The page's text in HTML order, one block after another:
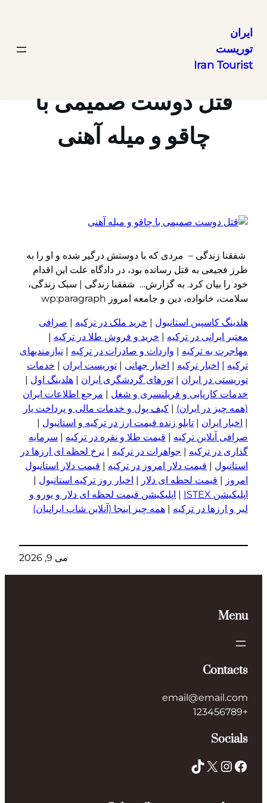
رفتن
ایران
توریست
Iran Tourist
قتل دوست صمیمی با
چاقو و میله آهنی
شفقنا زندگی – مردی که با دوستش درگیر شده و او را به
طرز فجیعی به قتل رسانده بود، در دادگاه علت این اقدام
خود را بیان کرد. به گزارش… شفقنا زندگی | سبک زندگی،
سلامت، خانواده، دین و جامعه امروز wp:paragraph
هلدینگ کاسپین استانبول | خرید ملک در ترکیه | صرافی
معتبر ایرانی در ترکیه | خرید و فروش طلا در ترکیه |
مهاجرت به ترکیه | واردات و صادرات در ترکیه | نیازمندیهای
ترکیه | اخبار ترکیه | اخبار جهانی | توریست ایران | خدمات
توریستی در ایران | تورهای گردشگری ایران | هلدینگ اول |
خدمات کاریابی و فریلنسری و شغل | مرجع اطلاعات ایران
(همه چیز در ایران) | کیف پول و خدمات مالی و پرداخت یار
| اخبار ایران | تابلو زنده قیمت ارز در ترکیه و استانبول |
صرافی آنلاین ترکیه | قیمت طلا و نقره در ترکیه | سرمایه
گذاری در ترکیه | جواهرات در ترکیه | نرخ لحظه ای ارزها در
استانبول | قیمت دلار امروز در ترکیه | قیمت دلار استانبول
امروز | قیمت لحظه ای دلار | اخبار روز ترکیه استانبول |
اپلیکیشن ISTEX
| اپلیکیشن قیمت لحظه ای دلار و یورو و
لیر و ار زها در ترکیه | همه چیز اینجا (آنلاین شاپ ایرانیان)
می 9, 2026
Menu
Contacts
email@email.com
+123456789
Socials
Facebook
Instagram
X
TikTok